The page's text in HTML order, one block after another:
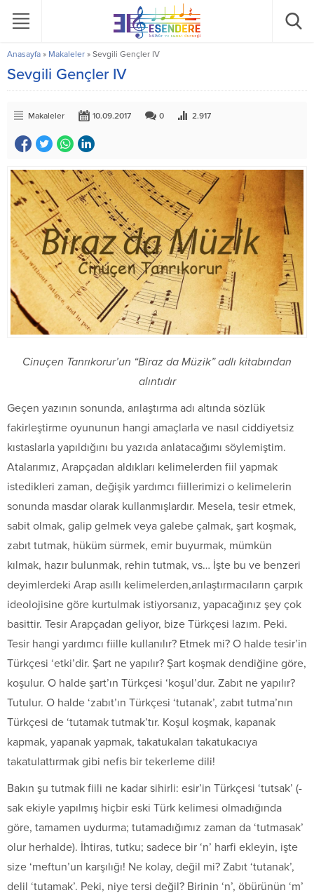
Anasayfa » Makaleler » Sevgili Gençler IV
Sevgili Gençler IV
Makaleler 10.09.2017 0 2.917
Cinuçen Tanrıkorur’un “Biraz da Müzik” adlı kitabından
alıntıdır
Geçen yazının sonunda, arılaştırma adı altında sözlük
fakirleştirme oyununun hangi amaçlarla ve nasıl ciddiyetsiz
kıstaslarla yapıldığını bu yazıda anlatacağımı söylemiştim.
Atalarımız, Arapçadan aldıkları kelimelerden fiil yapmak
istedikleri zaman, değişik yardımcı fiillerimizi o kelimelerin
sonunda masdar olarak kullanmışlardır. Mesela, tesir etmek,
sabit olmak, galip gelmek veya galebe çalmak, şart koşmak,
zabıt tutmak, hüküm sürmek, emir buyurmak, mümkün
kılmak, hazır bulunmak, rehin tutmak, vs… İşte bu ve benzeri
deyimlerdeki Arap asıllı kelimelerden,arılaştırmacıların çarpık
ideolojisine göre kurtulmak istiyorsanız, yapacağınız şey çok
basittir. Tesir Arapçadan geliyor, bize Türkçesi lazım. Peki.
Tesir hangi yardımcı fiille kullanılır? Etmek mi? O halde tesir’in
Türkçesi ‘etki’dir. Şart ne yapılır? Şart koşmak dendiğine göre,
koşulur. O halde şart’ın Türkçesi ‘koşul’dur. Zabıt ne yapılır?
Tutulur. O halde ‘zabıt’ın Türkçesi ‘tutanak’, zabıt tutma’nın
Türkçesi de ‘tutamak tutmak’tır. Koşul koşmak, kapanak
kapmak, yapanak yapmak, takatukaları takatukacıya
takatulattırmak gibi nefis bir tekerleme dili!
Bakın şu tutmak fiili ne kadar sihirli: esir’in Türkçesi ‘tutsak’ (-
sak ekiyle yapılmış hiçbir eski Türk kelimesi olmadığında
göre, tamamen uydurma; tutamadığımız zaman da ‘tutmasak’
olur herhalde). İhtiras, tutku; sadece bir ‘n’ harfi ekleyin, işte
size ‘meftun’un karşılığı! Ne kolay, değil mi? Zabıt ‘tutanak’,
delil ‘tutamak’. Peki, niye tersi değil? Birinin ‘n’, öbürünün ‘m’